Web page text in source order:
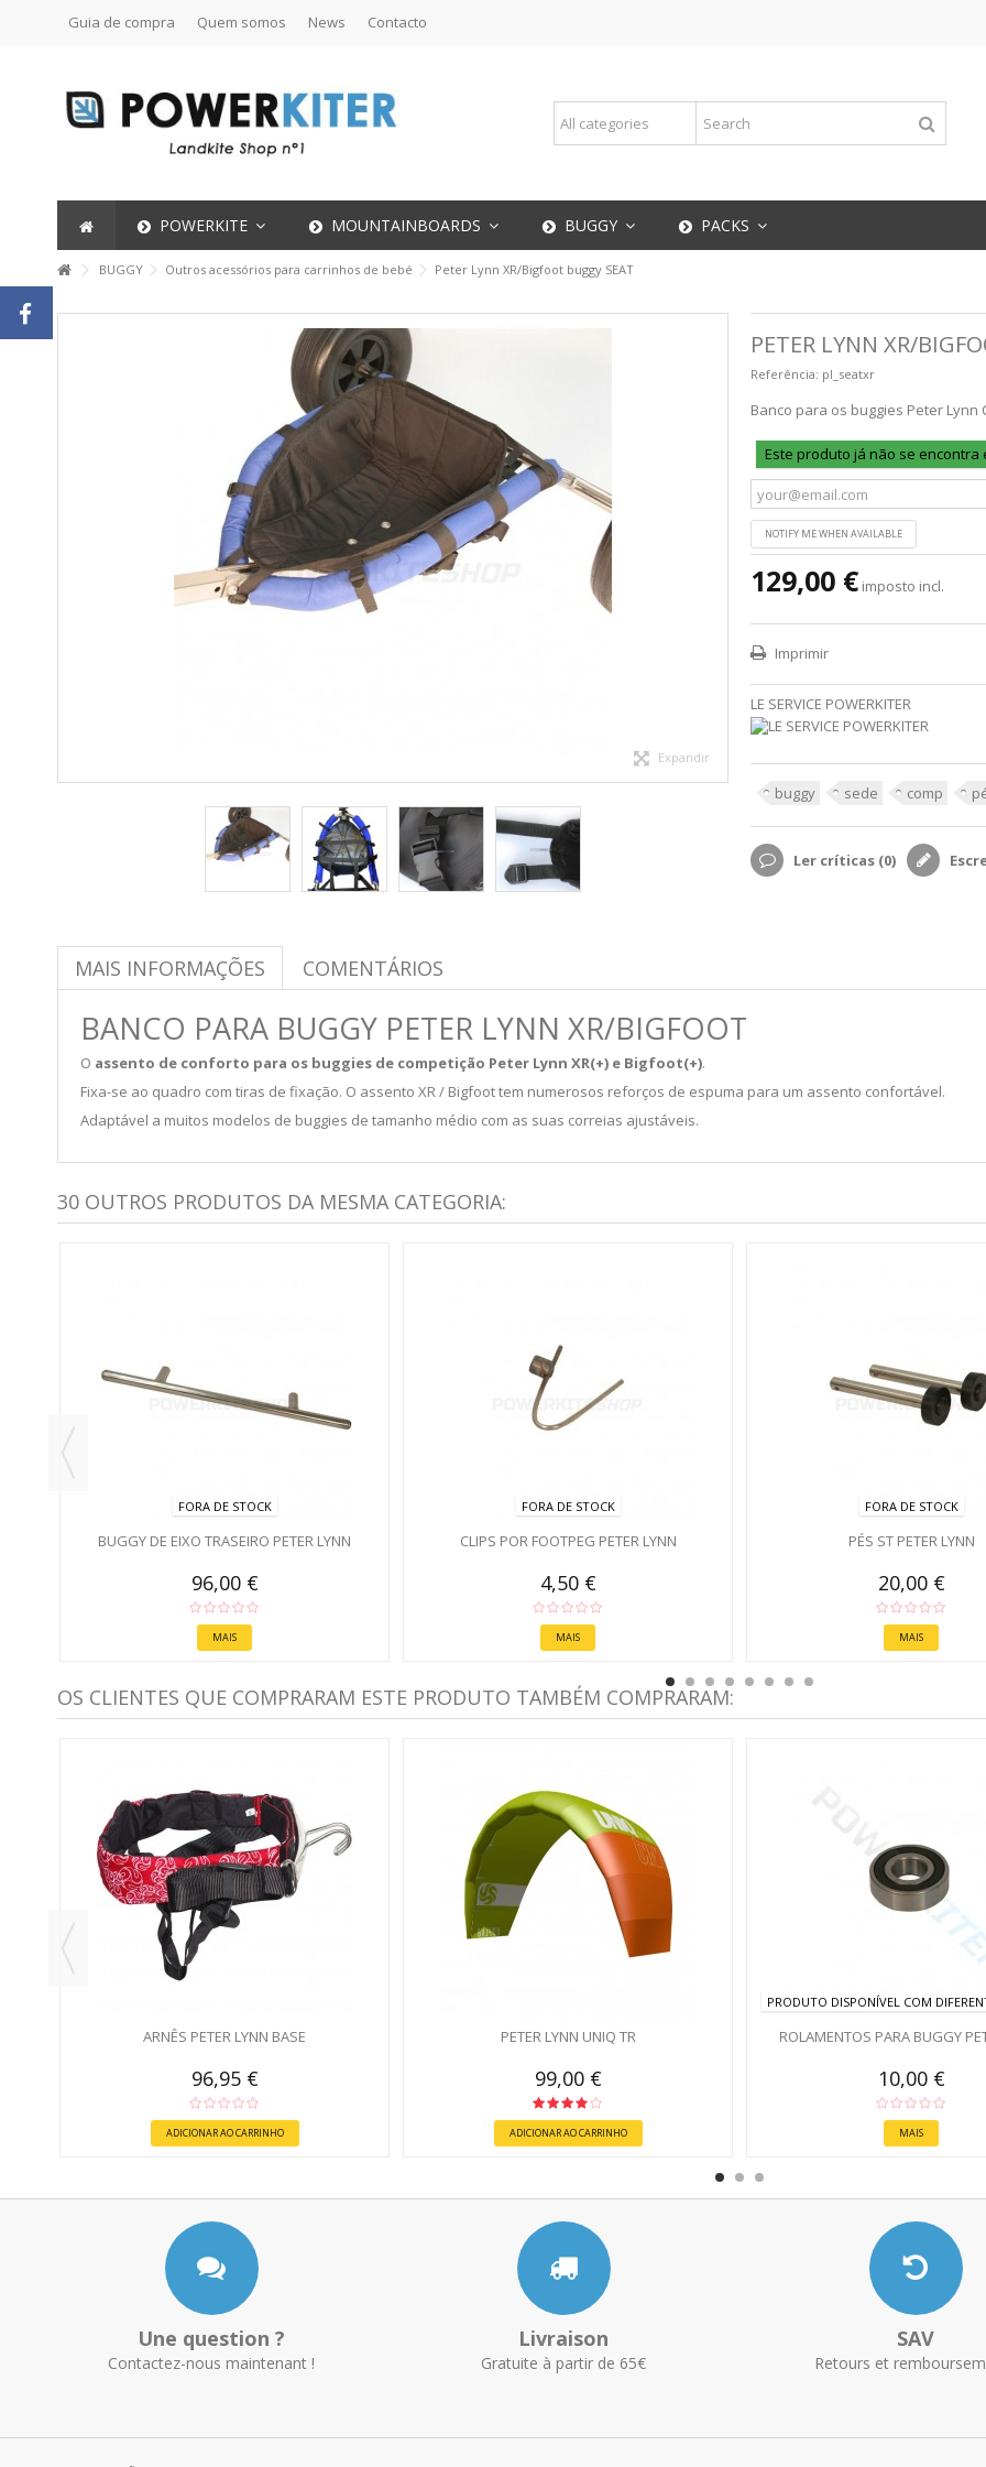
Guia de compra Quem somos News Contacto
POWERKITE MOUNTAINBOARDS BUGGY PACKS
BUGGY Outros acessórios para carrinhos de bebé Peter Lynn XR/Bigfoot buggy SEAT
Expandir
PETER LYNN XR/
Referência: pl_seatxr
Banco para os buggies Peter Lynn
Este produto já não se encontra
NOTIFY ME WHEN AVAILABLE
129,00 € imposto incl.
Imprimir
LE SERVICE POWERKITER
buggy sede comp
Ler críticas (0)
MAIS INFORMAÇÕES COMENTÁRIOS
BANCO PARA BUGGY PETER LYNN XR/BIGFOOT
O assento de conforto para os buggies de competição Peter Lynn XR(+) e Bigfoot(+).
Fixa-se ao quadro com tiras de fixação. O assento XR / Bigfoot tem numerosos reforços de espuma para um assento confortável.
Adaptável a muitos modelos de buggies de tamanho médio com as suas correias ajustáveis.
30 OUTROS PRODUTOS DA MESMA CATEGORIA:
FORA DE STOCK
BUGGY DE EIXO TRASEIRO PETER LYNN
96,00 €
MAIS
FORA DE STOCK
CLIPS POR FOOTPEG PETER LYNN
4,50 €
MAIS
FORA DE STOCK
PÉS ST PETER LYNN
20,00 €
MAIS
OS CLIENTES QUE COMPRARAM ESTE PRODUTO TAMBÉM COMPRARAM:
ARNÊS PETER LYNN BASE
96,95 €
ADICIONAR AO CARRINHO
PETER LYNN UNIQ TR
99,00 €
ADICIONAR AO CARRINHO
PRODUTO DISPONÍVEL COM
ROLAMENTOS PARA BUGGY
10,00 €
MAIS
Une question ?
Contactez-nous maintenant !
Livraison
Gratuite à partir de 65€
SAV
Retours et